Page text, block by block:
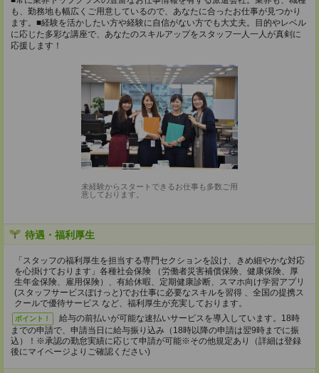
も、勤務地も幅広くご用意しているので、あなたに合ったお仕事が見つかり
ます。■経験を活かしたい方や経験に自信がない方でも大丈夫。目的やレベル
に応じた多彩な講座で、あなたのスキルアップをスタッフ一人一人が真剣に
応援します！
未経験からスタートできるお仕事も多数ご用
意しております。
待遇・福利厚生
「スタッフの福利厚生を担当する専門セクションを設け、きめ細やかな対応
を心掛けております」各種社会保険 （労働者災害補償保険、健康保険、厚
生年金保険、雇用保険）、有給休暇、定期健康診断、スマホ向け学習アプリ
(スタッフサービスぽけっと)でお仕事に必要なスキルを習得 、全国の提携ス
クールで優待サービス など、福利厚生が充実しております。
ポイント！
給与の前払いが可能な速払いサービスを導入しています。18時
までの申請で、申請当日に給与振り込み（18時以降の申請は翌9時までに振
込）！※承認の勤怠実績に応じて申請が可能※その他規定あり（詳細は登録
後にマイページよりご確認ください)